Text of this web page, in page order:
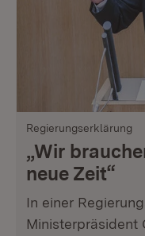
Regierungserklärung
„Wir
neue Zeit“
In einer
Ministerpräsident